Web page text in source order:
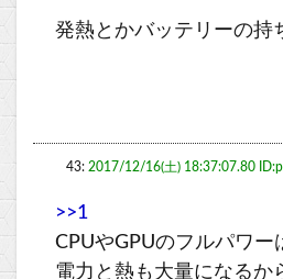
発熱とかバッテリーの持
43: 2017/12/16(土) 18:37:07.80
>>1
CPUやGPUのフルパワー
電力と熱も大量になるか